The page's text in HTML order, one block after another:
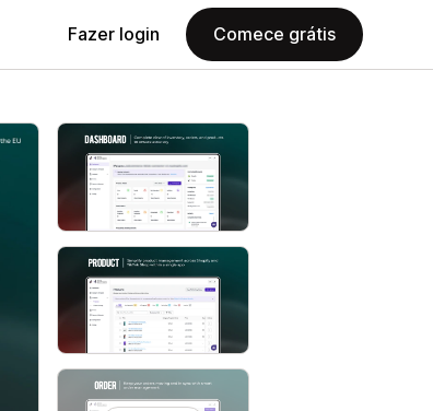
Fazer login Comece grátis